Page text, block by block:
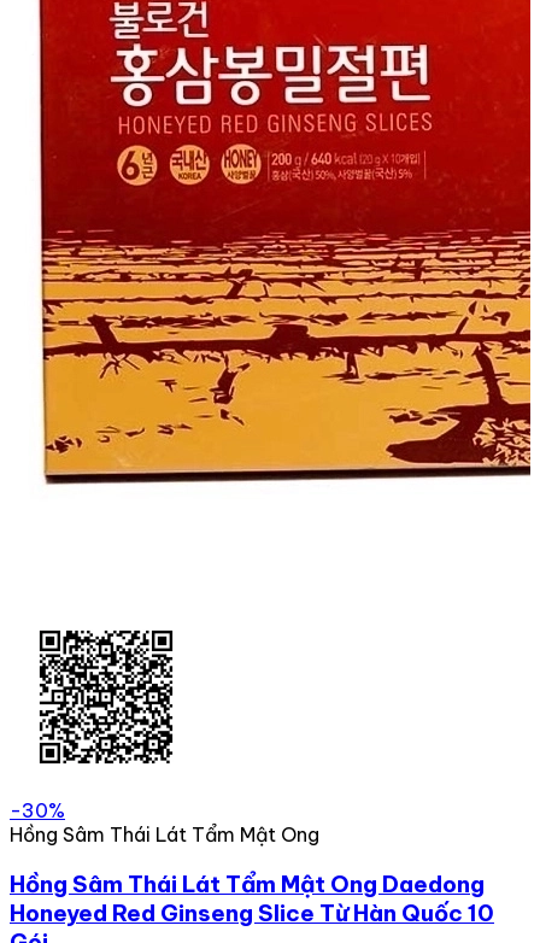
-30%
Hồng Sâm Thái Lát Tẩm Mật Ong
Hồng Sâm Thái Lát Tẩm Mật Ong Daedong
Honeyed Red Ginseng Slice Từ Hàn Quốc 10